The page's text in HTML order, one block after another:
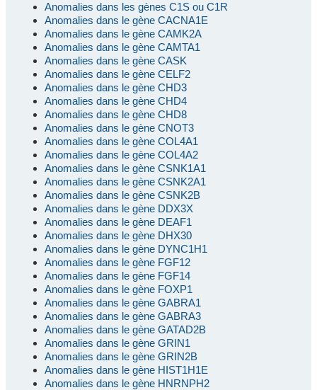
Anomalies dans les gènes C1S ou C1R
Anomalies dans le gène CACNA1E
Anomalies dans le gène CAMK2A
Anomalies dans le gène CAMTA1
Anomalies dans le gène CASK
Anomalies dans le gène CELF2
Anomalies dans le gène CHD3
Anomalies dans le gène CHD4
Anomalies dans le gène CHD8
Anomalies dans le gène CNOT3
Anomalies dans le gène COL4A1
Anomalies dans le gène COL4A2
Anomalies dans le gène CSNK1A1
Anomalies dans le gène CSNK2A1
Anomalies dans le gène CSNK2B
Anomalies dans le gène DDX3X
Anomalies dans le gène DEAF1
Anomalies dans le gène DHX30
Anomalies dans le gène DYNC1H1
Anomalies dans le gène FGF12
Anomalies dans le gène FGF14
Anomalies dans le gène FOXP1
Anomalies dans le gène GABRA1
Anomalies dans le gène GABRA3
Anomalies dans le gène GATAD2B
Anomalies dans le gène GRIN1
Anomalies dans le gène GRIN2B
Anomalies dans le gène HIST1H1E
Anomalies dans le gène HNRNPH2